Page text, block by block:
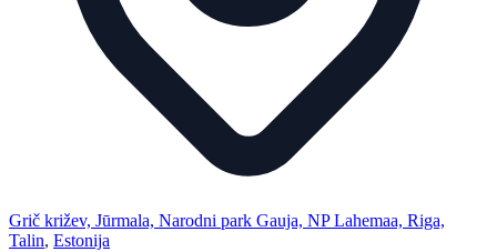
Grič križev, Jūrmala, Narodni park Gauja, NP Lahemaa, Riga,
Talin, Estonija